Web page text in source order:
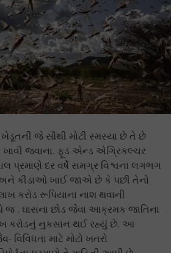
જે સૌથી મોટી સ્મસ્યા છે તે છે
ખાવી જવાના. ફૂડ એન્ડ એગ્રિકલ્ચર
પ્રમાણે દર વર્ષે સમગ્ર વિશ્વના લગભગ
કીડાઓ ખાઈ જાએ છે કે પછી તેનો
કરોડ રૂપિયાના નાશ થવાની
. ઘાસના છોડ જેવા આક્રમક જાતિના
કરોડનું નુકસાન થઈ રહ્યું છે. આ
માટે મોટો ખતરો